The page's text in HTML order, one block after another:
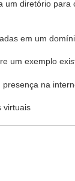
um diretório
em um
um exemplo
na
virtuais